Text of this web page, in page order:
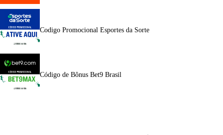
Codigo Promocional Esportes da Sorte
Código de Bônus Bet9 Brasil